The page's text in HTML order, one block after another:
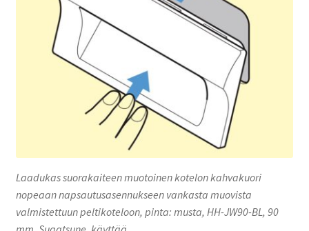
Laadukas suorakaiteen muotoinen kotelon kahvakuori
nopeaan napsautusasennukseen vankasta muovista
valmistettuun peltikoteloon, pinta: musta, HH-JW90-BL, 90